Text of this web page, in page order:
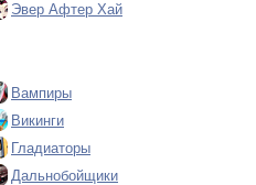
Эвер Афтер Хай
Вампиры
Викинги
Гладиаторы
Дальнобойщики